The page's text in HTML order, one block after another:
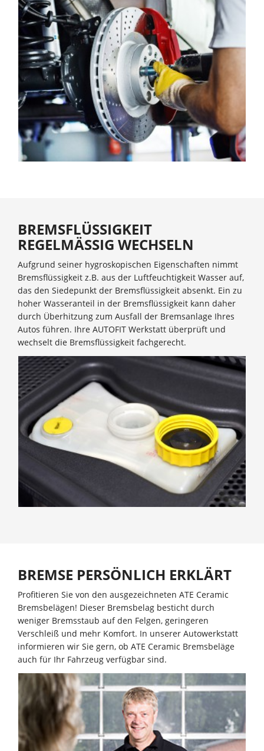
BREMSFLÜSSIGKEIT
REGELMÄSSIG WECHSELN
Aufgrund seiner hygroskopischen Eigenschaften nimmt
Bremsflüssigkeit z.B. aus der Luftfeuchtigkeit Wasser auf,
das den Siedepunkt der Bremsflüssigkeit absenkt. Ein zu
hoher Wasseranteil in der Bremsflüssigkeit kann daher
durch Überhitzung zum Ausfall der Bremsanlage Ihres
Autos führen. Ihre AUTOFIT Werkstatt überprüft und
wechselt die Bremsflüssigkeit fachgerecht.
BREMSE PERSÖNLICH ERKLÄRT
Profitieren Sie von den ausgezeichneten ATE Ceramic
Bremsbelägen! Dieser Bremsbelag besticht durch
weniger Bremsstaub auf den Felgen, geringeren
Verschleiß und mehr Komfort. In unserer Autowerkstatt
informieren wir Sie gern, ob ATE Ceramic Bremsbeläge
auch für Ihr Fahrzeug verfügbar sind.